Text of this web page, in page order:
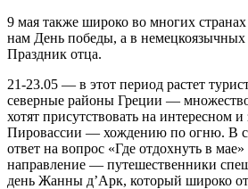
9 мая также широко во многих
нам День победы, а в немецкоязычных
Праздник отца.
21-23.05 — в этот период растет
северные районы Греции —
хотят присутствовать на интересном
Пировассии — хождению по огню. В
ответ на вопрос «Где отдохнуть в мае»
направление — путешественники
день Жанны д’Арк, который широко